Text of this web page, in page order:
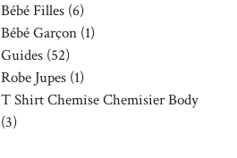
Bébé Filles (6)
Bébé Garçon (1)
Guides (52)
Robe Jupes (1)
T Shirt Chemise Chemisier Body
(3)